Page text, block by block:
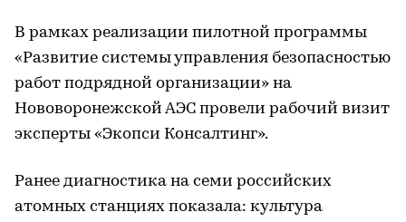
В рамках реализации пилотной программы
«Развитие системы управления безопасностью
работ подрядной организации» на
Нововоронежской АЭС провели рабочий визит
эксперты «Экопси Консалтинг».
Ранее диагностика на семи российских
атомных станциях показала: культура